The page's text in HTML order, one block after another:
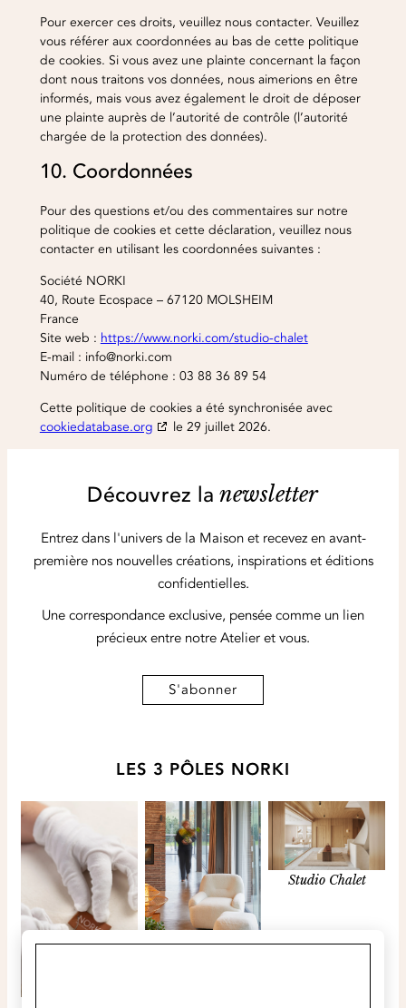
Pour exercer ces droits, veuillez nous contacter. Veuillez
vous référer aux coordonnées au bas de cette politique
de cookies. Si vous avez une plainte concernant la façon
dont nous traitons vos données, nous aimerions en être
informés, mais vous avez également le droit de déposer
une plainte auprès de l’autorité de contrôle (l’autorité
chargée de la protection des données).
10. Coordonnées
Pour des questions et/ou des commentaires sur notre
politique de cookies et cette déclaration, veuillez nous
contacter en utilisant les coordonnées suivantes :
Société NORKI
40, Route Ecospace – 67120 MOLSHEIM
France
Site web : https://www.norki.com/studio-chalet
E-mail : info@norki.com
Numéro de téléphone : 03 88 36 89 54
Cette politique de cookies a été synchronisée avec
cookiedatabase.org
le 29 juillet 2026.
Découvrez lanewsletter
Entrez dans l'univers de la Maison et recevez en avant-
premièrenos nouvelles créations, inspirations et éditions
confidentielles.
Une correspondance exclusive, pensée comme un lien
précieuxentre notre Atelier et vous.
S'abonner
LES 3 PÔLES NORKI
Objets
Studio Chalet